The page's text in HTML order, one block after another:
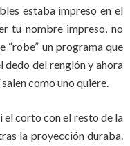
estaba impreso en el
tu nombre impreso, no
“robe” un programa que
dedo del renglón y ahora
como uno quiere.
el corto con el resto de la
la proyección duraba.